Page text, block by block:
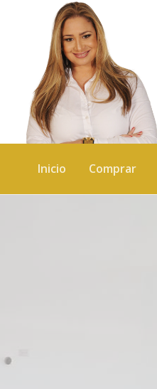
Inicio Comprar
Apartamento en Venta –